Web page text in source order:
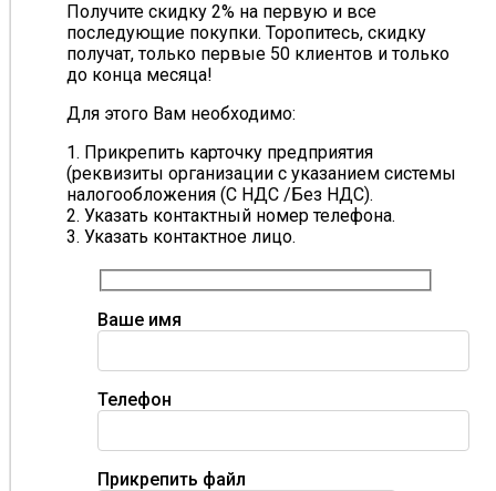
Получите скидку 2% на первую и все
последующие покупки. Торопитесь, скидку
получат, только первые 50 клиентов и только
до конца месяца!
Для этого Вам необходимо:
1. Прикрепить карточку предприятия
(реквизиты организации с указанием системы
налогообложения (С НДС /Без НДС).
2. Указать контактный номер телефона.
3. Указать контактное лицо.
Ваше имя
Телефон
Прикрепить файл